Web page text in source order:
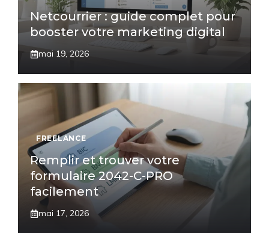
Netcourrier : guide complet pour
booster votre marketing digital
mai 19, 2026
FREELANCE
Remplir et trouver votre
formulaire 2042-C-PRO
facilement
mai 17, 2026